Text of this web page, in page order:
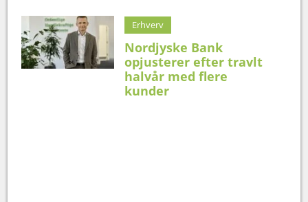
Erhverv
Nordjyske Bank
opjusterer efter travlt
halvår med flere
kunder